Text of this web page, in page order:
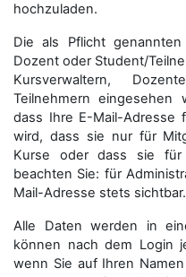
hochzuladen.
Die als Pflicht
Dozent oder Student/
Kursverwaltern,
Teilnehmern eingesehen
dass Ihre E-Mail-Adresse
wird, dass sie nur für
Kurse oder dass sie
beachten Sie: für
Mail-Adresse stets sichtbar.
Alle Daten werden in
können nach dem Login
wenn Sie auf Ihren